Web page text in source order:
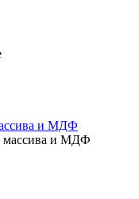
и МДФ